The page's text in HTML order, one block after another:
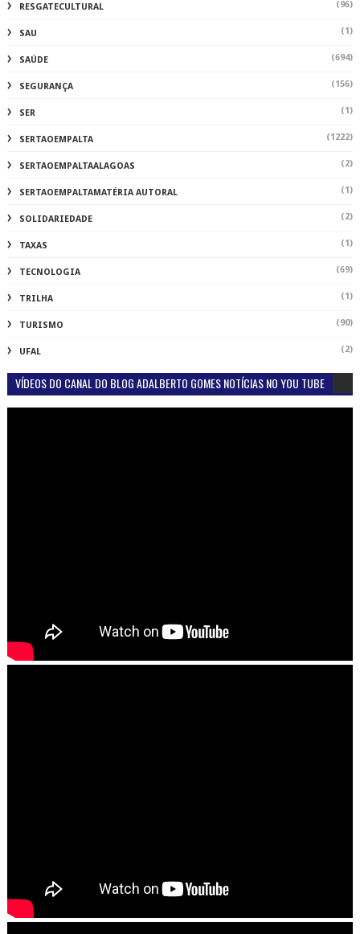
RESGATECULTURAL (96)
SAU (1)
SAÚDE (694)
SEGURANÇA (156)
SER (1)
SERTAOEMPALTA (1222)
SERTAOEMPALTAALAGOAS (2)
SERTAOEMPALTAMATÉRIA AUTORAL (1)
SOLIDARIEDADE (2)
TAXAS (1)
TECNOLOGIA (69)
TRILHA (1)
TURISMO (90)
UFAL (2)
VÍDEOS DO CANAL DO BLOG ADALBERTO GOMES NOTÍCIAS NO YOU TUBE